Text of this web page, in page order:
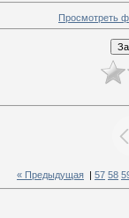
Просмотреть
« Предыдущая 57 58